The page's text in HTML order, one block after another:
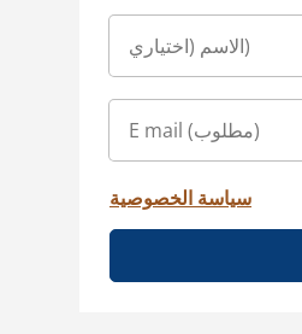
سياسة الخصوصية